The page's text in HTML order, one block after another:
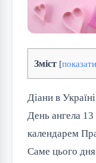
Зміст [показати
Діани в
День ангела
календарем
Саме цього